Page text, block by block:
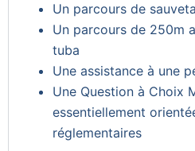
Un parcours de
Un parcours de 250m
tuba
Une assistance à une
Une Question à Choix
essentiellement
réglementaires